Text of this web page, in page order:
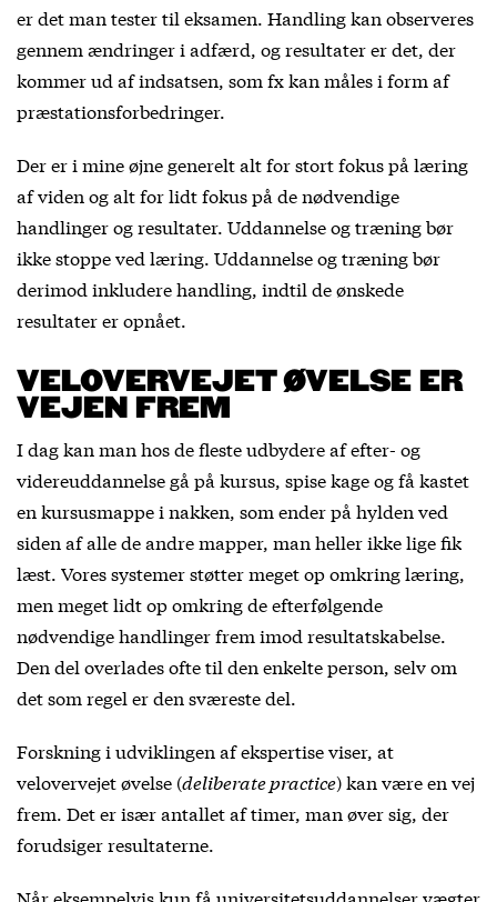
er det man tester til eksamen. Handling kan observeres
gennem ændringer i adfærd, og resultater er det, der
kommer ud af indsatsen, som fx kan måles i form af
præstationsforbedringer.
Der er i mine øjne generelt alt for stort fokus på læring
af viden og alt for lidt fokus på de nødvendige
handlinger og resultater. Uddannelse og træning bør
ikke stoppe ved læring. Uddannelse og træning bør
derimod inkludere handling, indtil de ønskede
resultater er opnået.
VELOVERVEJET ØVELSE ER
VEJEN FREM
I dag kan man hos de fleste udbydere af efter- og
videreuddannelse gå på kursus, spise kage og få kastet
en kursusmappe i nakken, som ender på hylden ved
siden af alle de andre mapper, man heller ikke lige fik
læst. Vores systemer støtter meget op omkring læring,
men meget lidt op omkring de efterfølgende
nødvendige handlinger frem imod resultatskabelse.
Den del overlades ofte til den enkelte person, selv om
det som regel er den sværeste del.
Forskning i udviklingen af ekspertise viser, at
velovervejet øvelse (deliberate practice) kan være en vej
frem. Det er især antallet af timer, man øver sig, der
forudsiger resultaterne.
Når eksempelvis kun få universitetsuddannelser vægter